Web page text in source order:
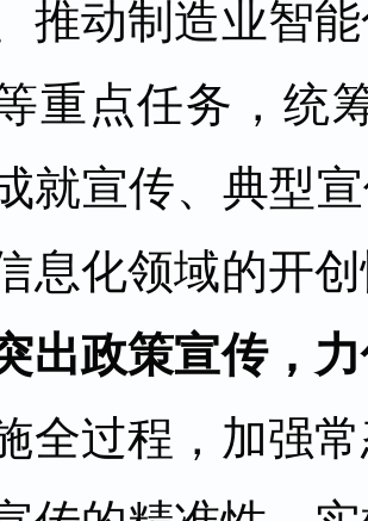
推动制造业智
重点任务，统
就宣传、典型
息化领域的开
出政策宣传，
全过程，加强